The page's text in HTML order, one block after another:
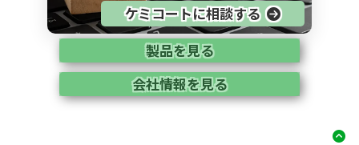
ケミコートに相談する
製品を見る
会社情報を見る